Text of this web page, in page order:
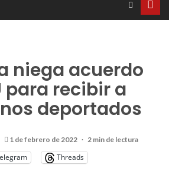
niega acuerdo
para recibir a
deportados
1 de febrero de 2022 2 min de lectura
Threads